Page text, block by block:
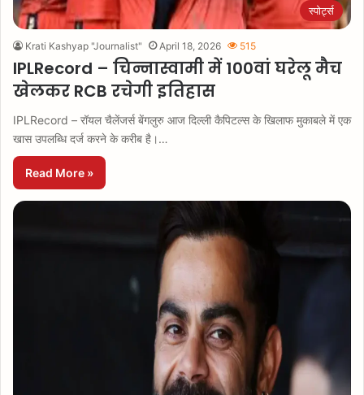
स्पोर्ट्स
Krati Kashyap "Journalist" April 18, 2026 515
IPLRecord – चिन्नास्वामी में 100वां घरेलू मैच
खेलकर RCB रचेगी इतिहास
IPLRecord – रॉयल चैलेंजर्स बेंगलुरु आज दिल्ली कैपिटल्स के खिलाफ मुकाबले में एक
खास उपलब्धि दर्ज करने के करीब है।…
Read More »